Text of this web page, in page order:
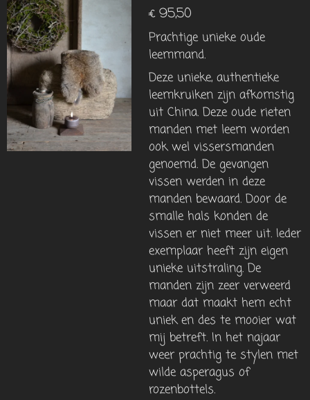
€ 95,50
Prachtige unieke oude
leemmand.
Deze unieke, authentieke
leemkruiken zijn afkomstig
uit China. Deze oude rieten
manden met leem worden
ook wel vissersmanden
genoemd. De gevangen
vissen werden in deze
manden bewaard. Door de
smalle hals konden de
vissen er niet meer uit. Ieder
exemplaar heeft zijn eigen
unieke uitstraling. De
manden zijn zeer verweerd
maar dat maakt hem echt
uniek en des te mooier wat
mij betreft. In het najaar
weer prachtig te stylen met
wilde asperagus of
rozenbottels.